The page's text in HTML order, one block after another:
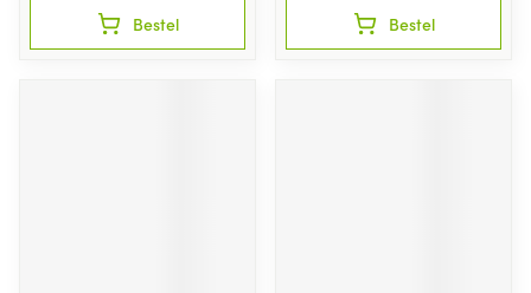
Bestel Bestel